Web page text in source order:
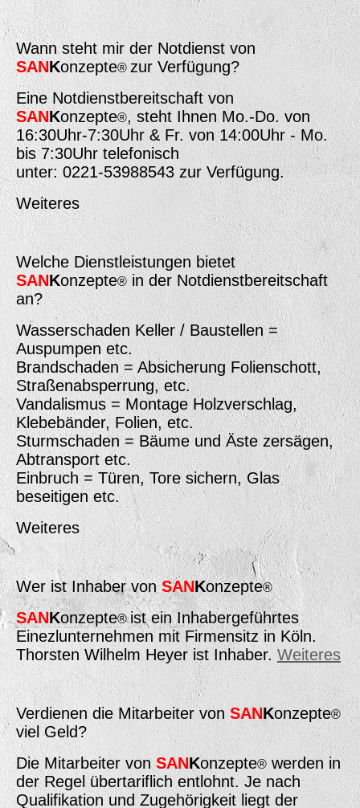
Wann steht mir der Notdienst von
SANKonzepte® zur Verfügung?
Eine Notdienstbereitschaft von
SANKonzepte®, steht Ihnen Mo.-Do. von
16:30Uhr-7:30Uhr & Fr. von 14:00Uhr - Mo.
bis 7:30Uhr telefonisch
unter: 0221-53988543 zur Verfügung.
Weiteres
Welche Dienstleistungen bietet
SANKonzepte®in der Notdienstbereitschaft
an?
Wasserschaden Keller / Baustellen =
Auspumpen etc.
Brandschaden = Absicherung Folienschott,
Straßenabsperrung, etc.
Vandalismus = Montage Holzverschlag,
Klebebänder, Folien, etc.
Sturmschaden = Bäume und Äste zersägen,
Abtransport etc.
Einbruch = Türen, Tore sichern, Glas
beseitigen etc.
Weiteres
Wer ist Inhaber vonSANKonzepte®
SANKonzepte®ist ein Inhabergeführtes
Einezlunternehmen mit Firmensitz in Köln.
Thorsten Wilhelm Heyer ist Inhaber. Weiteres
Verdienen die Mitarbeiter von SANKonzepte®
viel Geld?
Die Mitarbeiter von SANKonzepte® werden in
der Regel übertariflich entlohnt. Je nach
Qualifikation und Zugehörigkeit liegt der